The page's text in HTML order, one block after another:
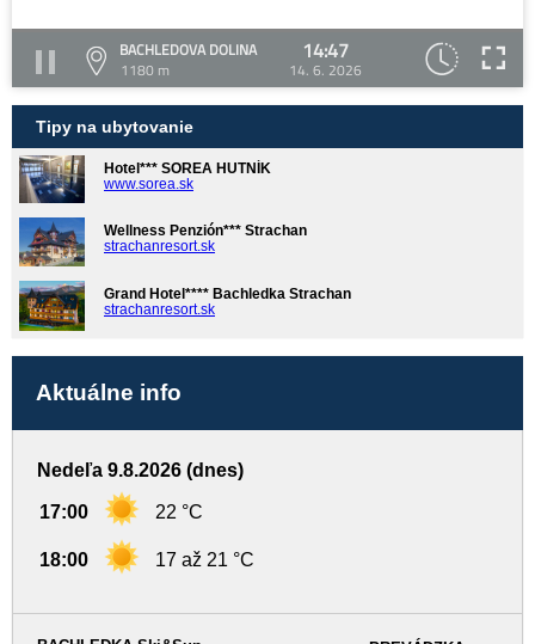
BACHLEDOVA DOLINA
1180 m
14:47
14. 6. 2026
Tipy na ubytovanie
Hotel*** SOREA HUTNÍK
www.sorea.sk
Wellness Penzión*** Strachan
strachanresort.sk
Grand Hotel**** Bachledka Strachan
strachanresort.sk
Aktuálne info
Nedeľa 9.8.2026 (dnes)
17:00 22 °C
18:00 17 až 21 °C